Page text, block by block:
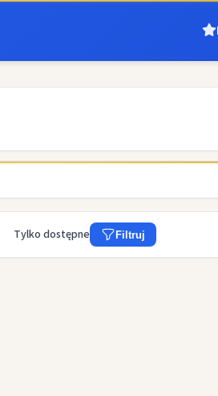
Tylko dostępne Filtruj